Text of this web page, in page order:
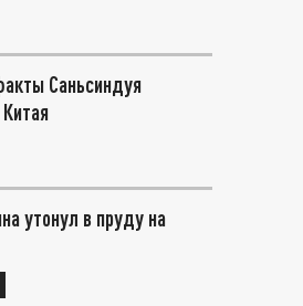
Саньсиндуя
утонул в пруду на